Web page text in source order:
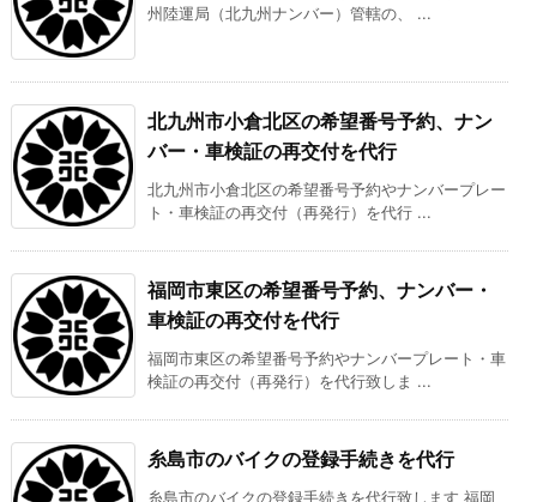
州陸運局（北九州ナンバー）管轄の、 ...
北九州市小倉北区の希望番号予約、ナン
バー・車検証の再交付を代行
北九州市小倉北区の希望番号予約やナンバープレー
ト・車検証の再交付（再発行）を代行 ...
福岡市東区の希望番号予約、ナンバー・
車検証の再交付を代行
福岡市東区の希望番号予約やナンバープレート・車
検証の再交付（再発行）を代行致しま ...
糸島市のバイクの登録手続きを代行
糸島市のバイクの登録手続きを代行致します 福岡